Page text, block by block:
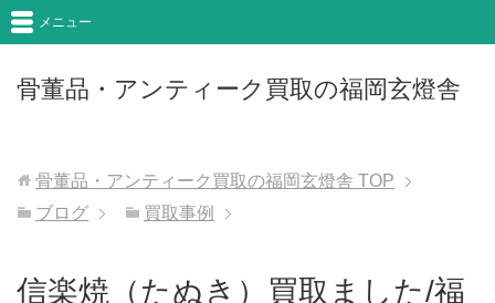
骨董品・アンティーク買取の福岡玄燈舎
メニュー
骨董品・アンティーク買取の福岡玄燈舎 TOP
ブログ
買取事例
信楽焼（たぬき）買取ました/福